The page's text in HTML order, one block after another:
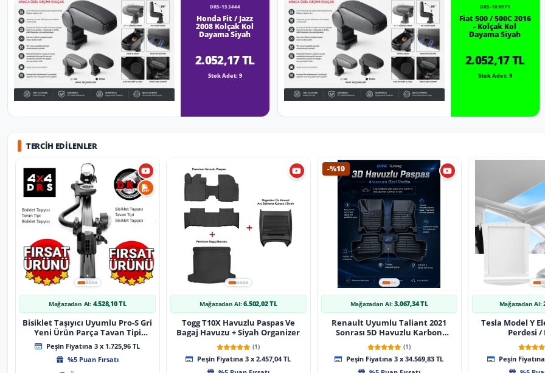
DRS-153444
Honda Fit / Jazz
2008 Kolçak Kol
Dayama Siyah
2.052,17 TL
Stok Adet: 9
DRS-109971
Fiat 500 / 500C 2016
- Kolçak Kol
Dayama Siyah
2.052,17 TL
Stok Adet: 9
TERCIH EDILENLER
Mağazadan Al: 4.528,10 TL
Bisiklet Taşıyıcı Uyumlu Pro-S Gri
Yeni Ürün Parça Tavan Tipi
Bisiklet Taşıyıcı
Peşin Fiyatına 3 x 1.725,96 TL
%5 Puan Fırsatı
Mağazadan Al: 6.502,02 TL
Togg T10X Havuzlu Paspas Ve
Bagaj Havuzu + Siyah Organizer
(1)
Peşin Fiyatına 3 x 2.457,04 TL
-%10
Mağazadan Al: 3.067,34 TL
Renault Uyumlu Taliant 2021
Sonrası 5D Havuzlu Karbon
Dizayn Paspas Seti
(1)
Peşin Fiyatına 3 x 34.569,83 TL
Mağazadan Al:
Tesla Model Y
Perdesi /
Peşin